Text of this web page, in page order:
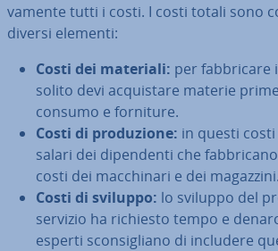
va­men­te tutti i costi. I costi totali sono
diversi elementi:
Costi dei materiali: per fab­bri­ca­re
solito devi ac­qui­sta­re materie
consumo e forniture.
Costi di pro­du­zio­ne: in questi
salari dei di­pen­den­ti che
costi dei mac­chi­na­ri e dei magazzini.
Costi di sviluppo: lo sviluppo del
servizio ha richiesto tempo e
esperti scon­si­glia­no di includere